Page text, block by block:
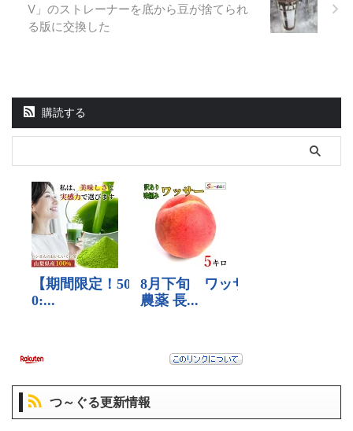
V」のストレーナーを底から豆が捨てられ
る版に交換した
購読する
つ～ぐる更新情報